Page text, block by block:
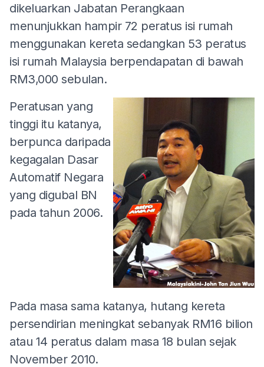
dikeluarkan Jabatan Perangkaan
menunjukkan hampir 72 peratus isi rumah
menggunakan kereta sedangkan 53 peratus
isi rumah Malaysia berpendapatan di bawah
RM3,000 sebulan.
Peratusan yang
tinggi itu katanya,
berpunca daripada
kegagalan Dasar
Automatif Negara
yang digubal BN
pada tahun 2006.
Pada masa sama katanya, hutang kereta
persendirian meningkat sebanyak RM16 bilion
atau 14 peratus dalam masa 18 bulan sejak
November 2010.